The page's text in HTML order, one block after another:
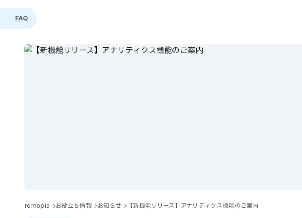
FAQ
remopia お役立ち情報 お知らせ 【新機能リリース】アナリティクス機能のご案内